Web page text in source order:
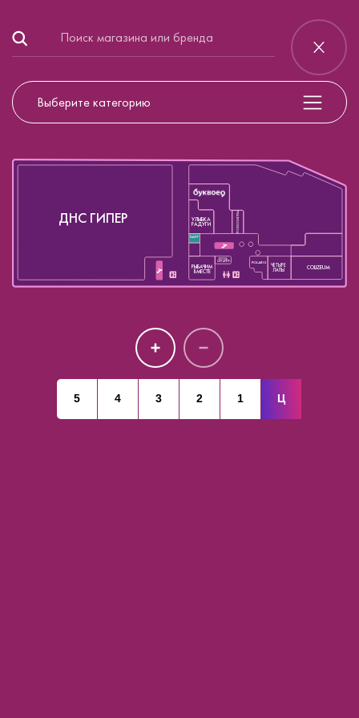
Выберите категорию
ДНС ГИПЕР
РЫБАЧИМ
ВМЕСТЕ
БРОСЬ
СИГАРЕТУ
ЛАМУР
УЛЫБКА
РАДУГИ ПРОФКОСМЕТИКА
COLIZEUM
ЧЕТЫРЕ
ЛАПЫ
POLARIS
5 4 3 2 1 Ц